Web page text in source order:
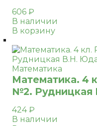
606 ₽
В наличии
В корзину
Математика
Математика. 4
№2. Рудницкая
424₽
В наличии